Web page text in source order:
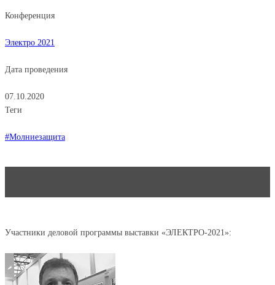
Конференция
Электро 2021
Дата проведения
07.10.2020
Теги
#Молниезащита
Участники деловой программы выставки «ЭЛЕКТРО-2021»: